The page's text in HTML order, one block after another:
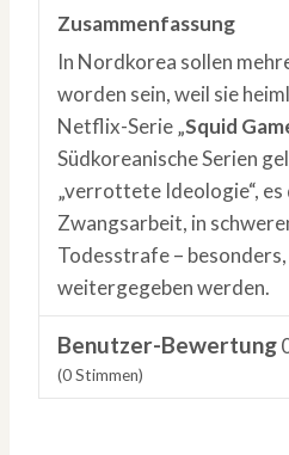
Zusammenfassung
In Nordkorea sollen
worden sein, weil sie
Netflix-Serie „Squid
Südkoreanische Serien
„verrottete Ideologie“, es
Zwangsarbeit, in
Todesstrafe –
weitergegeben werden.
Benutzer-Bewertung
(0Stimmen)